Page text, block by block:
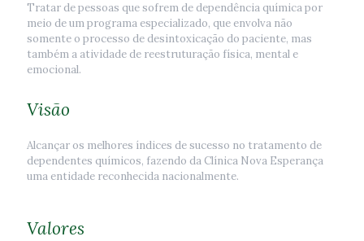
Tratar de pessoas que sofrem de dependência química por
meio de um programa especializado, que envolva não
somente o processo de desintoxicação do paciente, mas
também a atividade de reestruturação física, mental e
emocional.
Visão
Alcançar os melhores índices de sucesso no tratamento de
dependentes químicos, fazendo da Clínica Nova Esperança
uma entidade reconhecida nacionalmente.
Valores